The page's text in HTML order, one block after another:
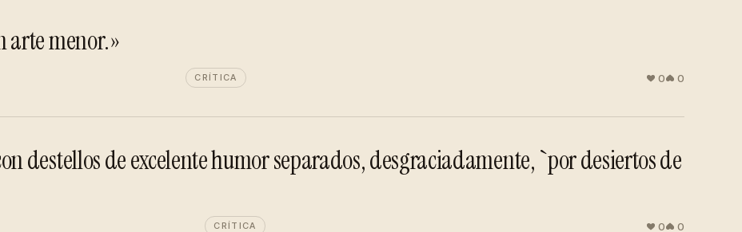
arte menor.»
CRÍTICA 0 0
destellos de excelente humor separados, desgraciadamente, `por desiertos de
CRÍTICA 0 0